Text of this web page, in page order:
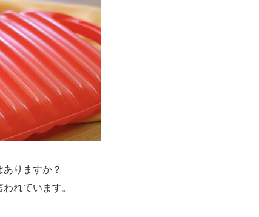
りますか？
れています。